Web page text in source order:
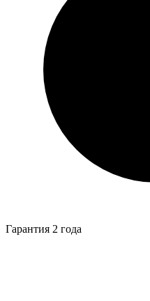
Гарантия 2 года